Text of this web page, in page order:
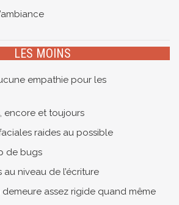
LES MOINS
empathie pour les
encore et toujours
raides au possible
de bugs
niveau de l’écriture
demeure assez rigide quand même